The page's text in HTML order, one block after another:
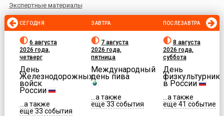
Экспертные материалы
СЕГОДНЯ
6 августа
2026 года,
четверг
День
Железнодорожных
войск
России
...а также
еще 33 события
ЗАВТРА
7 августа
2026 года,
пятница
Международный
день пива
...а также
еще 33 события
ПОСЛЕЗАВТРА
8 августа
2026 года,
суббота
День
физкультурника
в России
...а также
еще 41 событие